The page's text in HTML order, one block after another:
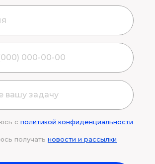
с политикой конфиденциальности
получать новости и рассылки